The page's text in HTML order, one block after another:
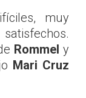
muy
Rommel y
Mari Cruz